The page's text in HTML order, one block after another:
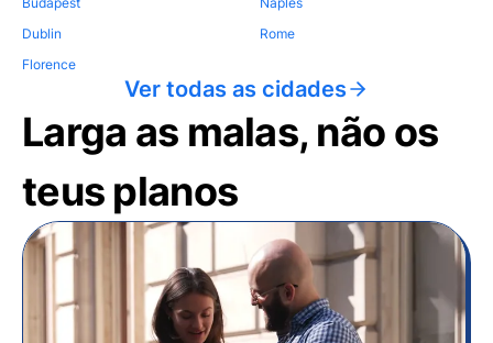
Dublin
Florence
Rome
Ver todas as cidades
Larga as malas, não os
teus planos